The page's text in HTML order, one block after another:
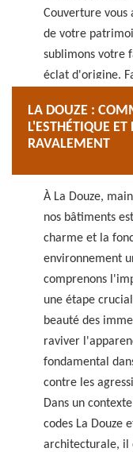
Couverture vous
de votre
sublimons votre
éclat d'origine.
nettoyage de
LA DOUZE :
L'ESTHÉTIQUE
RAVALEMENT
À La Douze,
nos bâtiments
charme et la
environnement
comprenons
une étape
beauté des
raviver
fondamental
contre les
Dans un
codes La Douze
architecturale, il